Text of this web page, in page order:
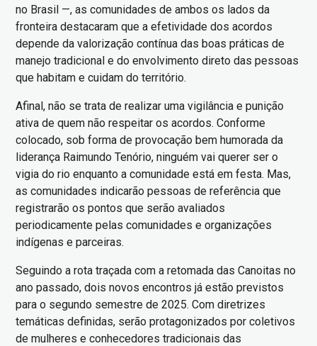
no Brasil —, as comunidades de ambos os lados da
fronteira destacaram que a efetividade dos acordos
depende da valorização contínua das boas práticas de
manejo tradicional e do envolvimento direto das pessoas
que habitam e cuidam do território.
Afinal, não se trata de realizar uma vigilância e punição
ativa de quem não respeitar os acordos. Conforme
colocado, sob forma de provocação bem humorada da
liderança Raimundo Tenório, ninguém vai querer ser o
vigia do rio enquanto a comunidade está em festa. Mas,
as comunidades indicarão pessoas de referência que
registrarão os pontos que serão avaliados
periodicamente pelas comunidades e organizações
indígenas e parceiras.
Seguindo a rota traçada com a retomada das Canoitas no
ano passado, dois novos encontros já estão previstos
para o segundo semestre de 2025. Com diretrizes
temáticas definidas, serão protagonizados por coletivos
de mulheres e conhecedores tradicionais das